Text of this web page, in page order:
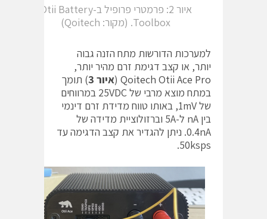
איור 2: פרמטרי פרופיל ב-‎Otii Battery
Toolbox‎‏. (מקור: ‎Qoitech‎‏)
למערכות הדורשות מתח הזנה גבוה
יותר, או קצב דגימת זרם מהיר יותר,
‎Qoitech Otii Ace Pro‎‏
(איור 3
) תומך
במתח מוצא מרבי של ‎25VDC‎‏ במרווחים
של ‎1mV‎‏, באותו טווח מדידת זרם דינמי
בין ‎nA‎‏ ל-‎5A‎‏ וברזולוציית מדידה של
‎0.4nA‎‏. ניתן להגדיר את קצב הדגימה עד
‎50ksps‎‏.